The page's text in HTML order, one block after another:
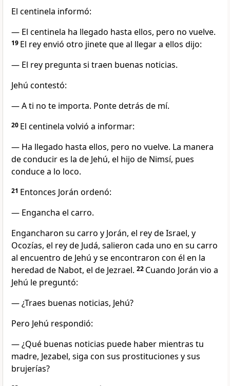
El centinela informó:
— El centinela ha llegado hasta ellos, pero no vuelve.
19 El rey envió otro jinete que al llegar a ellos dijo:
— El rey pregunta si traen buenas noticias.
Jehú contestó:
— A ti no te importa. Ponte detrás de mí.
20 El centinela volvió a informar:
— Ha llegado hasta ellos, pero no vuelve. La manera
de conducir es la de Jehú, el hijo de Nimsí, pues
conduce a lo loco.
21 Entonces Jorán ordenó:
— Engancha el carro.
Engancharon su carro y Jorán, el rey de Israel, y
Ocozías, el rey de Judá, salieron cada uno en su carro
al encuentro de Jehú y se encontraron con él en la
heredad de Nabot, el de Jezrael. 22 Cuando Jorán vio a
Jehú le preguntó:
— ¿Traes buenas noticias, Jehú?
Pero Jehú respondió:
— ¿Qué buenas noticias puede haber mientras tu
madre, Jezabel, siga con sus prostituciones y sus
brujerías?